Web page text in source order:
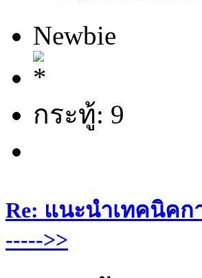
Newbie
กระทู้: 9
Re: แนะนำเทคนิคก
----->>